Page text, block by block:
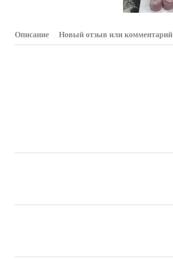
Описание Новый отзыв или комментарий